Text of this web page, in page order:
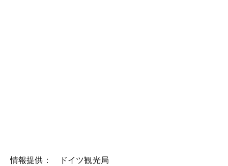
情報提供： ドイツ観光局